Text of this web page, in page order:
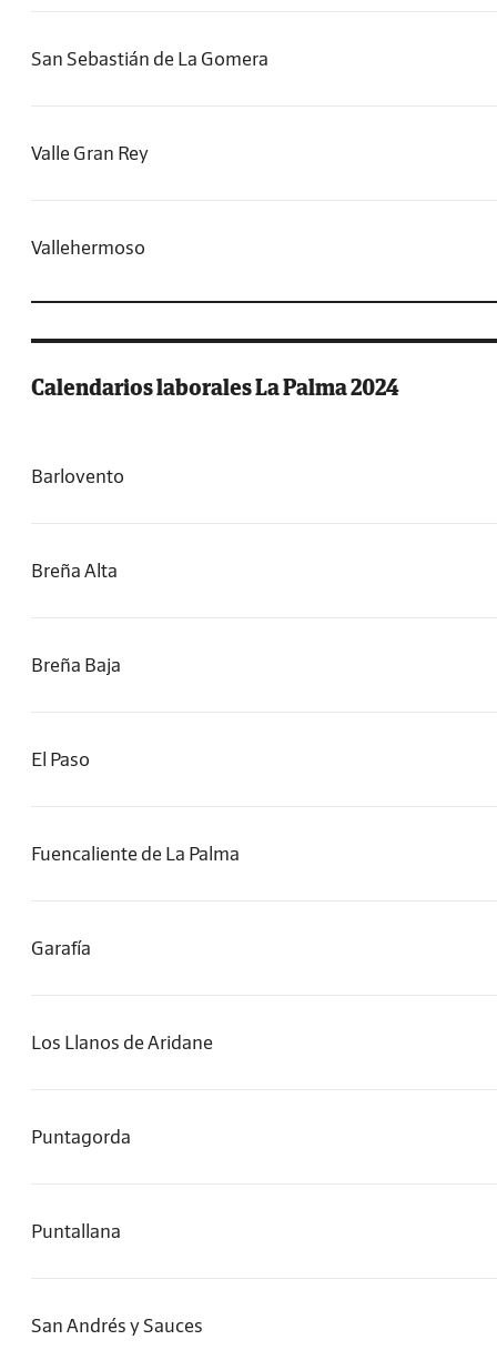
San Sebastián de La Gomera
Valle Gran Rey
Vallehermoso
Calendarios laborales La Palma 2024
Barlovento
Breña Alta
Breña Baja
El Paso
Fuencaliente de La Palma
Garafía
Los Llanos de Aridane
Puntagorda
Puntallana
San Andrés y Sauces